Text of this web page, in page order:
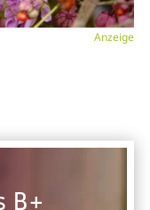
Anzeige
B+